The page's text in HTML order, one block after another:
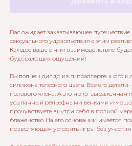
Вас ожидает захватывающее
сексуального удовольствия с этим
Каждое ваше с ним взаимодействие
будоражащих ощущений!
Выполнен дилдо из гипоаллергенного и
силикона телесного цвета. Все его
полового члена. А это ярко-выраженная
усыпанный рельефными венками и
прочувствуете внутри себя в полной
блаженство. На его основании имеется
позволяющая устроить игры без участия